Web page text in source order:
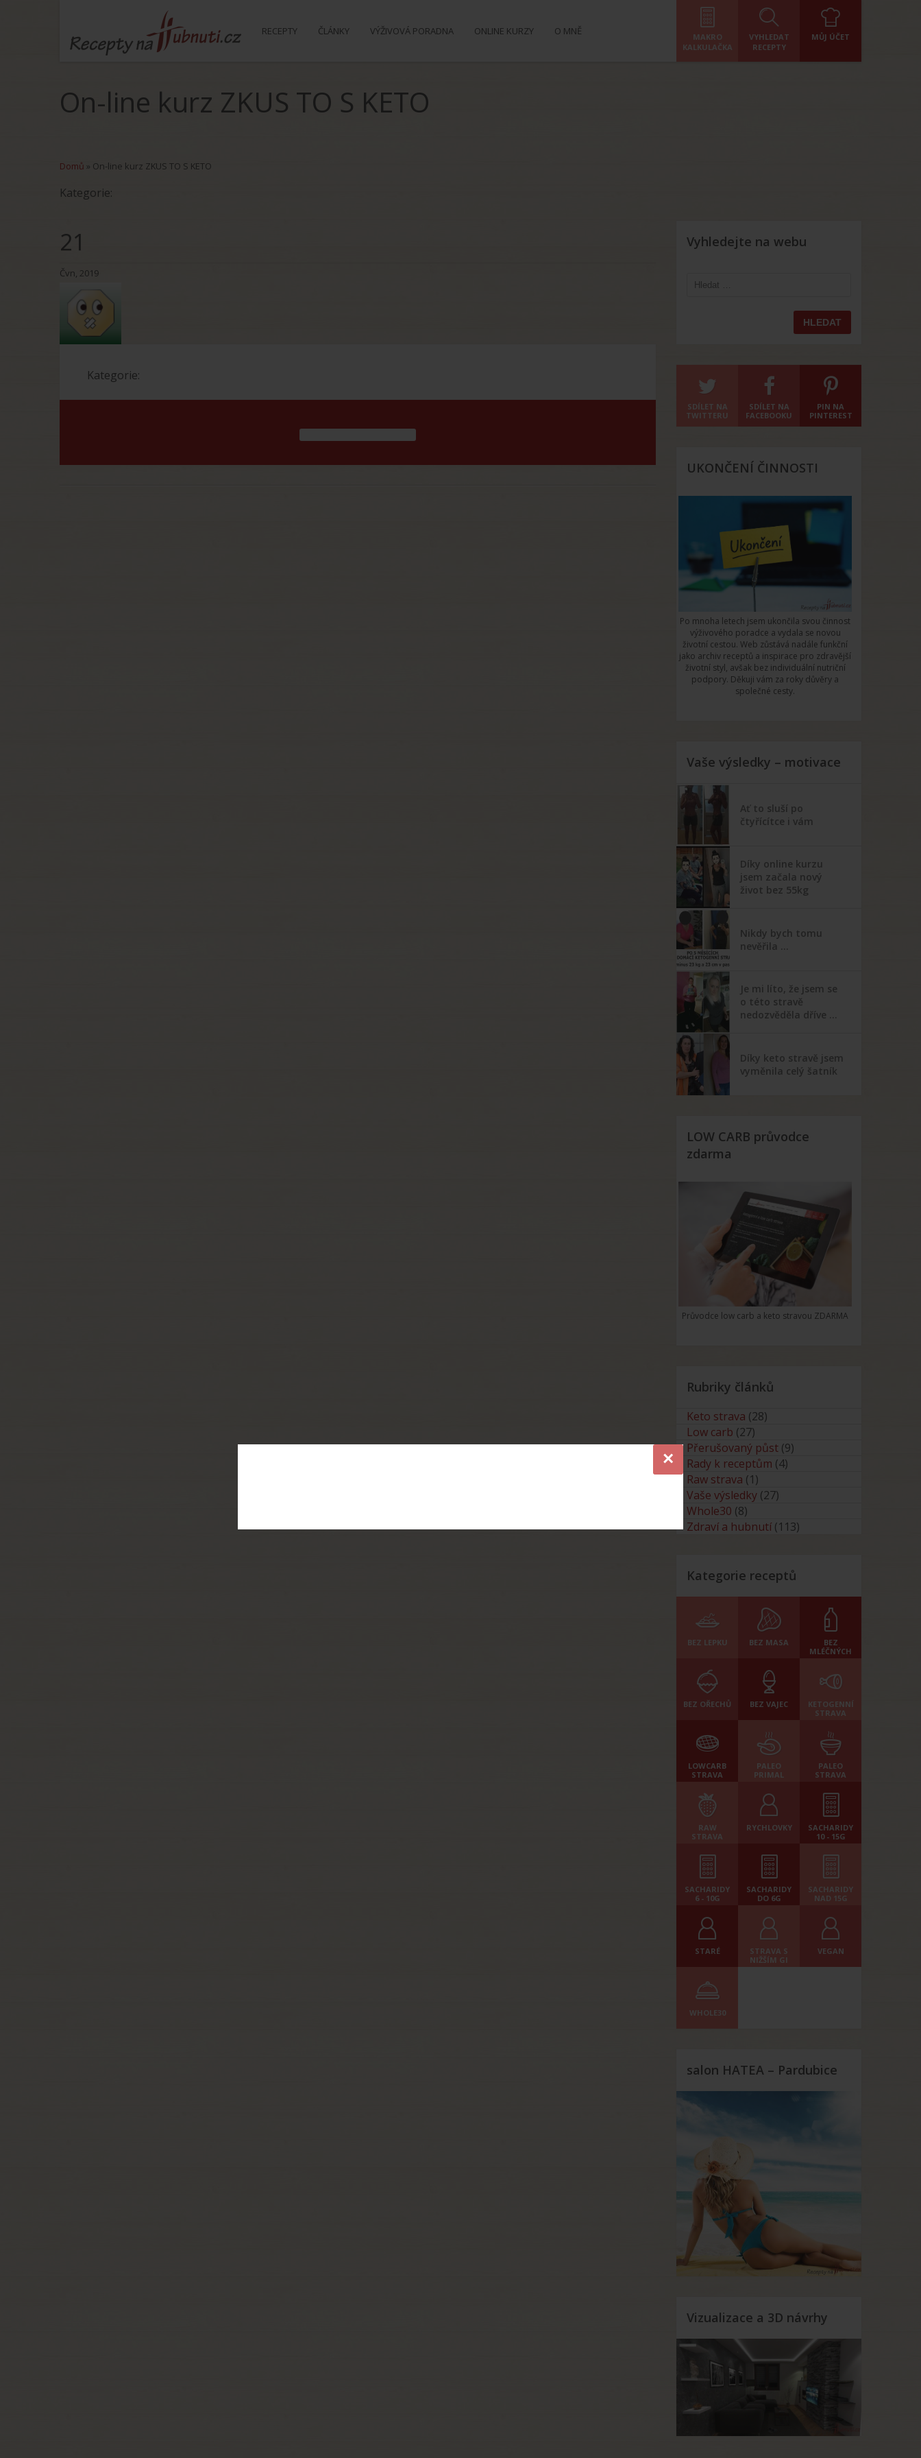
×
RECEPTY ČLÁNKY VÝŽIVOVÁ PORADNA ONLINE KURZY O MNĚ
MAKRO
KALKULAČKA
VYHLEDAT
RECEPTY
MŮJ ÚČET
On-line kurz ZKUS TO S KETO
Domů » On-line kurz ZKUS TO S KETO
Kategorie:
21
Čvn, 2019
Kategorie:
Vyhledejte na webu
Vyhledávání
SDÍLET NA
TWITTERU
SDÍLET NA
FACEBOOKU
PIN NA
PINTEREST
UKONČENÍ ČINNOSTI
Po mnoha letech jsem ukončila svou činnost
výživového poradce a vydala se novou
životní cestou. Web zůstává nadále funkční
jako archiv receptů a inspirace pro zdravější
životní styl, avšak bez individuální nutriční
podpory. Děkuji vám za roky důvěry a
společné cesty.
Vaše výsledky – motivace
Ať to sluší po
čtyřícítce i vám
Díky online kurzu
jsem začala nový
život bez 55kg
Nikdy bych tomu
nevěřila …
Je mi líto, že jsem se
o této stravě
nedozvěděla dříve …
Díky keto stravě jsem
vyměnila celý šatník
LOW CARB průvodce
zdarma
Průvodce low carb a keto stravou ZDARMA
Rubriky článků
Keto strava (28)
Low carb (27)
Přerušovaný půst (9)
Rady k receptům (4)
Raw strava (1)
Vaše výsledky (27)
Whole30 (8)
Zdraví a hubnutí (113)
Kategorie receptů
BEZ LEPKU BEZ MASA
BEZ
MLÉČNÝCH
BEZ OŘECHŮ BEZ VAJEC
KETOGENNÍ
STRAVA
LOWCARB
STRAVA
PALEO
PRIMAL
PALEO
STRAVA
RAW
STRAVA
RYCHLOVKY
SACHARIDY
10 - 15G
SACHARIDY
6 - 10G
SACHARIDY
DO 6G
SACHARIDY
NAD 15G
STARÉ
STRAVA S
NIŽŠÍM GI
VEGAN
WHOLE30
salon HATEA – Pardubice
Vizualizace a 3D návrhy